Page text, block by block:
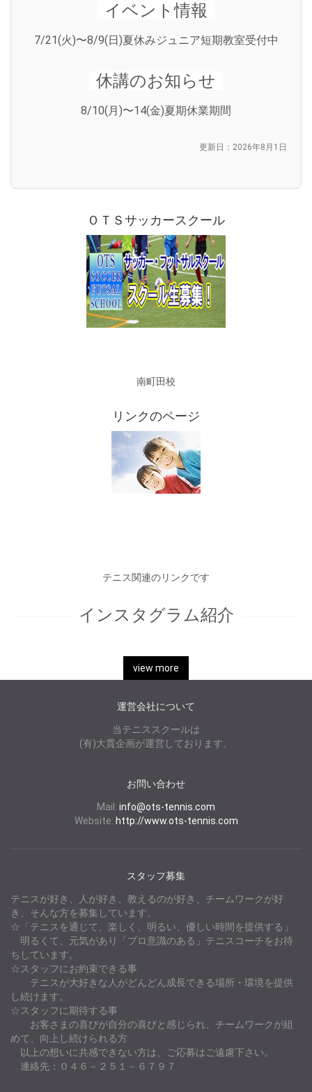
イベント情報
7/21(火)〜8/9(日)夏休みジュニア短期教室受付中
休講のお知らせ
8/10(月)〜14(金)夏期休業期間
更新日：2026年8月1日
ＯＴＳサッカースクール
南町田校
リンクのページ
テニス関連のリンクです
インスタグラム紹介
view more
運営会社について
当テニススクールは
(有)大貫企画が運営しております。
お問い合わせ
Mail: info@ots-tennis.com
Website: http://www.ots-tennis.com
スタッフ募集
テニスが好き、人が好き、教えるのが好き、チームワークが好
き、そんな方を募集しています。
☆「テニスを通じて、楽しく、明るい、優しい時間を提供する」
明るくて、元気があり「プロ意識のある」テニスコーチをお待
ちしています。
☆スタッフにお約束できる事
テニスが大好きな人がどんどん成長できる場所・環境を提供
し続けます。
☆スタッフに期待する事
お客さまの喜びが自分の喜びと感じられ、チームワークが組
めて、向上し続けられる方
以上の想いに共感できない方は、ご応募はご遠慮下さい。
連絡先：０４６－２５１－６７９７